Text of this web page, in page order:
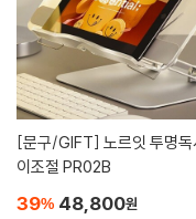
[문구/GIFT]
이조절 PR02B
39% 48,800원